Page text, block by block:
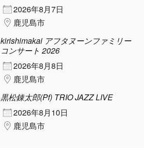
2026年8月7日
鹿児島市
kirishimakai アフタヌーンファミリー
コンサート 2026
2026年8月8日
鹿児島市
黒松錬太郎(Pf) TRIO JAZZ LIVE
2026年8月10日
鹿児島市